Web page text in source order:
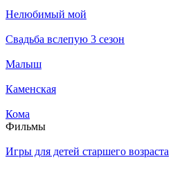
Нелюбимый мой
Свадьба вслепую 3 сезон
Малыш
Каменская
Кома
Филь­мы
Игры для детей старшего возраста